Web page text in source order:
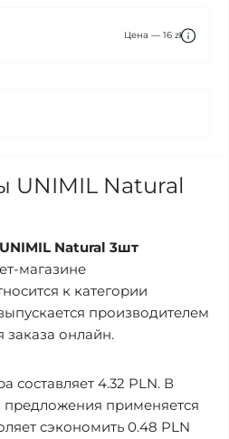
Цена — 16 zł
UNIMIL Natural
Natural 3шт
магазине
к категории
производителем
заказа онлайн.
составляет 4.32 PLN. В
применяется
сэкономить 0.48 PLN